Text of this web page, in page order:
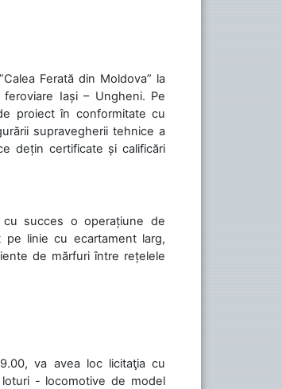
Ferată din Moldova” la
Iași – Ungheni. Pe
proiect în conformitate cu
supravegherii tehnice a
dețin certificate și calificări
cu succes o operațiune de
linie cu ecartament larg,
de mărfuri între rețelele
va avea loc licitaţia cu
- locomotive de model